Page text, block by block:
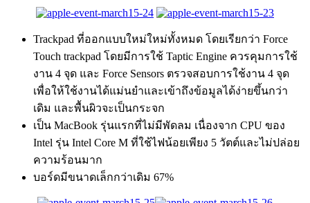
Trackpad ที่ออกแบบใหม่ใหม่ทั้งหมด โดยเรียกว่า Force
Touch trackpad โดยมีการใช้ Taptic Engine ควรคุมการใช้
งาน 4 จุด และ Force Sensors ตรวจสอบการใช้งาน 4 จุด
เพื่อให้ใช้งานได้แม่นยำและเข้าถึงข้อมูลได้ง่ายขึ้นกว่า
เดิม และพื้นผิวจะเป็นกระจก
เป็น MacBook รุ่นแรกที่ไม่มีพัดลม เนื่องจาก CPU ของ
Intel รุ่น Intel Core M ที่ใช้ไฟน้อยเพียง 5 วัตต์และไม่ปล่อย
ความร้อนมาก
บอร์ดมีขนาดเล็กกว่าเดิม 67%